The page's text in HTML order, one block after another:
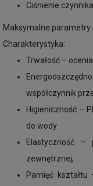
Ciśnienie
Maksymalne parametry
Charakterystyka:
Trwałość –
współczynnik
Higieniczność –
do wody
Elastyczność –
zewnętrznej,
Pamięć